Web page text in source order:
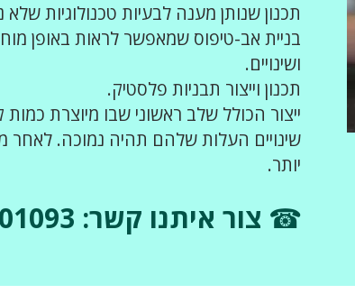
תכנון שנותן מענה לבעיות טכנולוגיות
בניית אב-טיפוס שמאפשר לראות באופן
ושינויים.
תכנון וייצור תבניות פלסטיק.
ייצור הכולל שלב ראשוני שבו מיוצרת
שינויים העלות שלהם תהיה נמוכה. לאחר
יותר.
צור איתנו קשר: ☎